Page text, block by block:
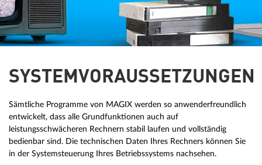
SYSTEMVORAUSSETZUNGEN
Sämtliche Programme von MAGIX werden so anwenderfreundlich
entwickelt, dass alle Grundfunktionen auch auf
leistungsschwächeren Rechnern stabil laufen und vollständig
bedienbar sind. Die technischen Daten Ihres Rechners können Sie
in der Systemsteuerung Ihres Betriebssystems nachsehen.